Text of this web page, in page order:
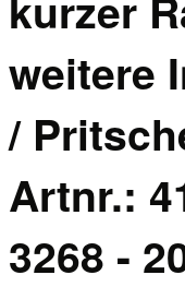
weitere
/
Artnr.:
3268 -